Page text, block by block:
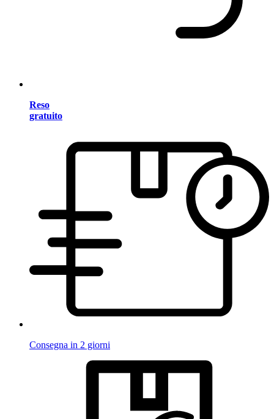
Reso
gratuito
Consegna in 2 giorni